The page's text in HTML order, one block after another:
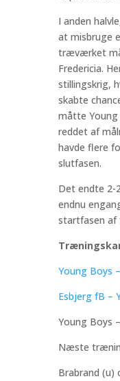
I anden
at misbruge
træværket
Fredericia.
stillingskrig,
skabte
måtte
reddet af
havde flere
slutfasen.
Det endte 2-
endnu
startfasen af
Young Boys
Esbjerg fB –
Young Boys
Næste
Brabrand (u)